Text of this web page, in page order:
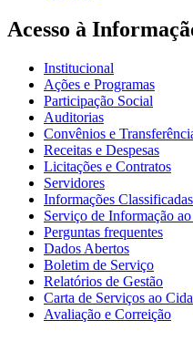
Acesso à
Institucional
Ações e Programas
Participação Social
Auditorias
Convênios e
Receitas e Despesas
Licitações e Contratos
Servidores
Informações Classificadas
Serviço de Informação
Perguntas frequentes
Dados Abertos
Boletim de Serviço
Relatórios de Gestão
Carta de Serviços ao
Avaliação e Correição